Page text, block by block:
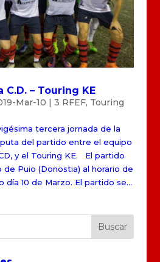
C.D. – Touring KE
Mar-10 | 3 RFEF, Touring
tercera jornada de la
del partido entre el equipo
y el Touring KE. El partido
Puio (Donostia) al horario de
día 10 de Marzo. El partido se...